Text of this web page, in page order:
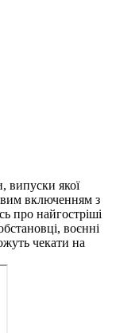
випуски якої
включенням з
про найгостріші
воєнні
чекати на